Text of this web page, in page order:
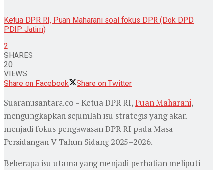
Ketua DPR RI, Puan Maharani soal fokus DPR (Dok DPD
PDIP Jatim)
2
SHARES
20
VIEWS
Share on Facebook
Share on Twitter
Suaranusantara.co – Ketua DPR RI,Puan Maharani,
mengungkapkan sejumlah isu strategis yang akan
menjadi fokus pengawasan DPR RI pada Masa
Persidangan V Tahun Sidang 2025–2026.
Beberapa isu utama yang menjadi perhatian meliputi